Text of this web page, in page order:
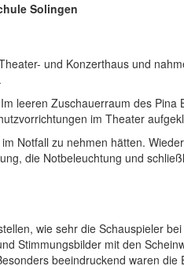
Solingen
und Konzerthaus und
leeren Zuschauerraum des Pina
im Theater
Notfall zu nehmen hätten.
die Notbeleuchtung und
wie sehr die Schauspieler
Stimmungsbilder mit den
beeindruckend waren die